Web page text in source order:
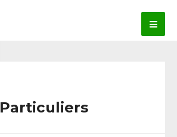
Particuliers